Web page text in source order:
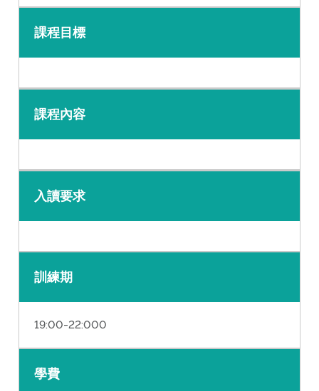
課程目標
課程內容
入讀要求
訓練期
19:00-22:000
學費